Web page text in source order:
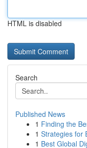
HTML is disabled
Search
Published News
1 Finding the
1 Strategies for
1 Best Global